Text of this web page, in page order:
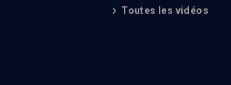
Toutes les vidéos